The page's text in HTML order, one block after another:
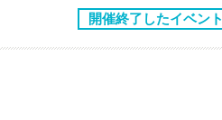
開催終了したイベント